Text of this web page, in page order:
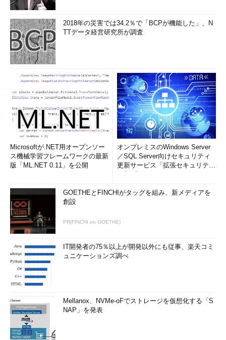
画面4エスケープシーケンスをメッセージと組み合わせる
目次に戻る
西村 めぐみ（にしむら めぐみ）
PC-9801NからのDOSユーザー。PC-486DX時代にDOS版UNIX-
like toolsを経てLinuxへ。1992年より生産管理のパッケージソ
フトウェアの開発およびサポート業務を担当。著書に『図解で
るSQLとデータ設計』『シェルの基本テクニック』など。2011
年より、地方自治体の在宅就業支援事業にてPC基礎および
Microsoft Office関連の教材作成およびeラーニング指導を担
当。
2018年の災害では34.2％で「BCPが機能した」、N
TTデータ経営研究所が調査
Microsoftが.NET用オープンソー
ス機械学習フレームワークの最新
版「ML.NET 0.11」を公開
オンプレミスのWindows Server
／SQL Server向けセキュリティ
更新サービス「拡張セキュリティ
GOETHEとFINCHIがタッグを組み、新メディアを
創設
PR(FINCHI on GOETHE)
IT開発者の75％以上が開発以外にも従事、楽天コミ
ュニケーションズ調べ
Mellanox、NVMe-oFでストレージを仮想化する「S
NAP」を発表